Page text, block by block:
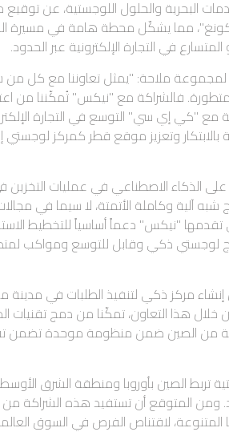
البحرية والحلول اللوجستية، عن
مما يشكّل محطة هامة في مسيرة
في التجارة الإلكترونية عبر الحدود.
لمجموعة ملاحة: "يمثل تعاوننا مع كل
فالشراكة مع "نيكس" تُمكّننا من
مع "كي إي سي" التوسع في التجارة
وتعزيز موقع قطر كمركز
الذكاء الاصطناعي في عمليات التخزين
وكاملة الأتمتة، لا سيما في مجالات
تقدمها "نيكس" دعماً أساسياً للتخطيط
لوجستي ذكي وقابل للتوسع ومواكب
مركز ذكي لتنفيذ الطلبات في مدينة
هذا التعاون، تمكّنا من دمج تقنيات
من الصين ضمن منظومة موحدة تضمن
الصين بأوروبا ومنطقة الشرق الأوسط
ومن المتوقع أن تستفيد هذه الشراكة
لاقتناص الفرص في السوق